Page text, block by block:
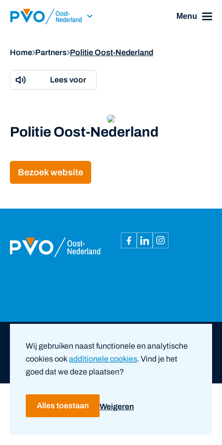
Wij gebruiken naast functionele en analytische
cookies ookadditionele cookies. Vind je het
goed dat we deze plaatsen?
Alles toestaan Weigeren
Menu
Home Partners Politie Oost-Nederland
Lees voor
Politie Oost-Nederland
Bezoek website
Copyright ©2026PVO Oost-Nederland |door ZUID
Privacy- en cookieverklaringDisclaimer